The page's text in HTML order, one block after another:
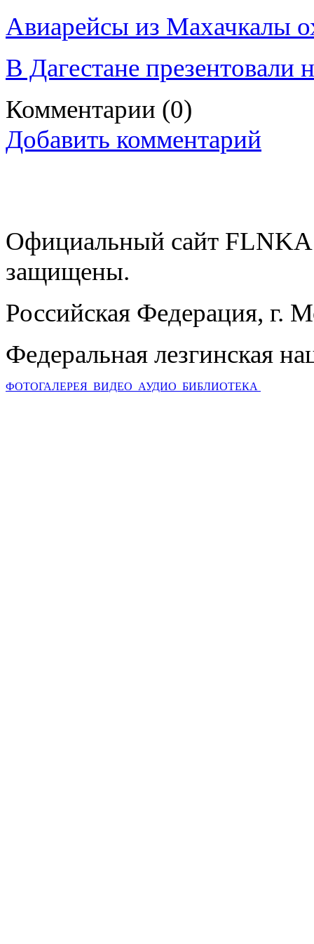
Авиарейсы из Махачкалы
В Дагестане презентовали
Комментарии (0)
Добавить комментарий
Официальный сайт
защищены.
Российская Федерация, г.
Федеральная лезгинская
ФОТОГАЛЕРЕЯ ВИДЕО АУДИО БИБЛИОТЕКА